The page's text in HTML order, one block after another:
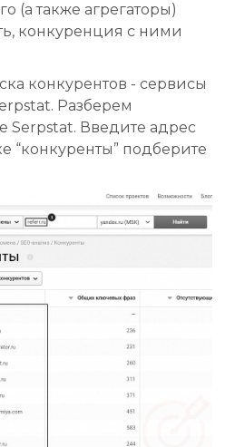
(а также агрегаторы)
конкуренция с ними
конкурентов - сервисы
Разберем
Serpstat. Введите адрес
“конкуренты” подберите